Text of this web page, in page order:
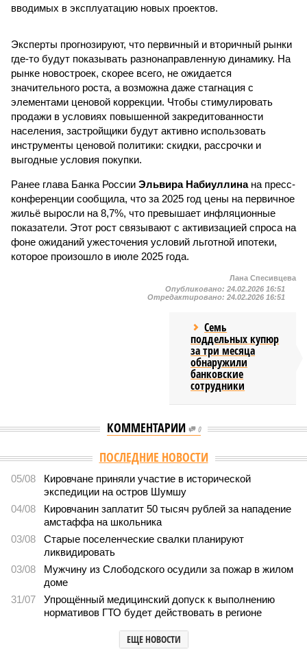
вводимых в эксплуатацию новых проектов.
Эксперты прогнозируют, что первичный и вторичный рынки
где-то будут показывать разнонаправленную динамику. На
рынке новостроек, скорее всего, не ожидается
значительного роста, а возможна даже стагнация с
элементами ценовой коррекции. Чтобы стимулировать
продажи в условиях повышенной закредитованности
населения, застройщики будут активно использовать
инструменты ценовой политики: скидки, рассрочки и
выгодные условия покупки.
Ранее глава Банка России Эльвира Набиуллинана пресс-
конференции сообщила, что за 2025 год цены на первичное
жильё выросли на 8,7%, что превышает инфляционные
показатели. Этот рост связывают с активизацией спроса на
фоне ожиданий ужесточения условий льготной ипотеки,
которое произошло в июле 2025 года.
Лана Спесивцева
Опубликовано: 24.02.2026 16:51
Отредактировано: 24.02.2026 16:51
Семь
поддельных купюр
за три месяца
обнаружили
банковские
сотрудники
КОММЕНТАРИИ 0
ПОСЛЕДНИЕ НОВОСТИ
05/08
Кировчане приняли участие в исторической
экспедиции на остров Шумшу
04/08
Кировчанин заплатит 50 тысяч рублей за нападение
амстаффа на школьника
03/08
Старые поселенческие свалки планируют
ликвидировать
03/08
Мужчину из Слободского осудили за пожар в жилом
доме
31/07
Упрощённый медицинский допуск к выполнению
нормативов ГТО будет действовать в регионе
ЕЩЕ НОВОСТИ